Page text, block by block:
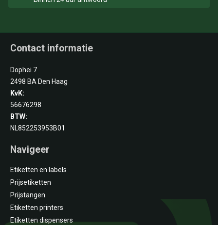
Contact informatie
Dophei 7
2498 BA Den Haag
KvK:
56676298
BTW:
NL852253953B01
Navigeer
Etiketten en labels
Prijsetiketten
Prijstangen
Etiketten printers
Etiketten dispensers